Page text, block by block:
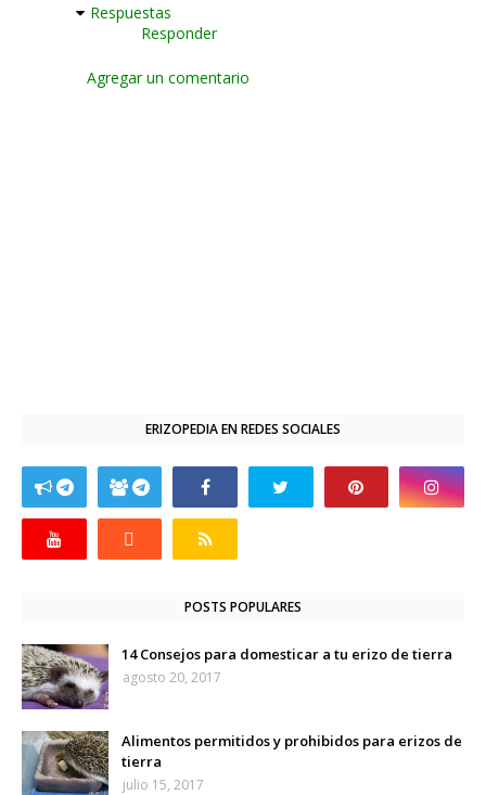
Respuestas
Responder
Agregar un comentario
ERIZOPEDIA EN REDES SOCIALES
POSTS POPULARES
14 Consejos para domesticar a tu erizo de tierra
agosto 20, 2017
Alimentos permitidos y prohibidos para erizos de
tierra
julio 15, 2017